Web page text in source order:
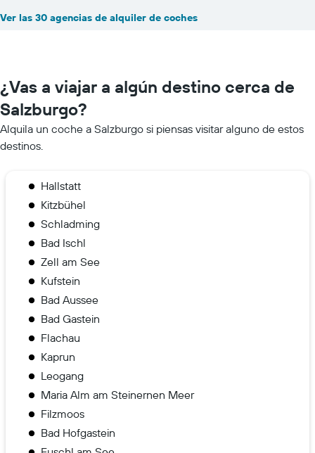
Ver las 30 agencias de alquiler de coches
¿Vas a viajar a algún destino cerca de
Salzburgo?
Alquila un coche a Salzburgo si piensas visitar alguno de estos
destinos.
Hallstatt
Kitzbühel
Schladming
Bad Ischl
Zell am See
Kufstein
Bad Aussee
Bad Gastein
Flachau
Kaprun
Leogang
Maria Alm am Steinernen Meer
Filzmoos
Bad Hofgastein